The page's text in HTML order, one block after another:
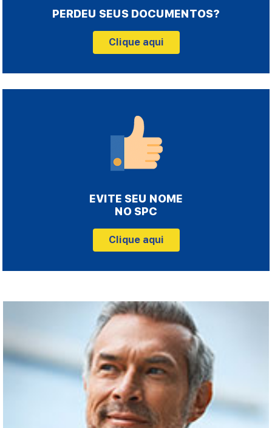
PERDEU SEUS DOCUMENTOS?
Clique aqui
EVITE SEU NOME
NO SPC
Clique aqui